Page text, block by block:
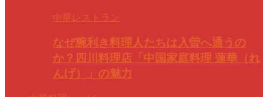
中華レストラン
なぜ腕利き料理人たちは入曽へ通うの
か？四川料理店「中国家庭料理 蓮華（れ
んげ）」の魅力